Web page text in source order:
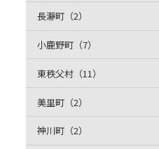
長瀞町（2）
小鹿野町（7）
東秩父村（11）
美里町（2）
神川町（2）